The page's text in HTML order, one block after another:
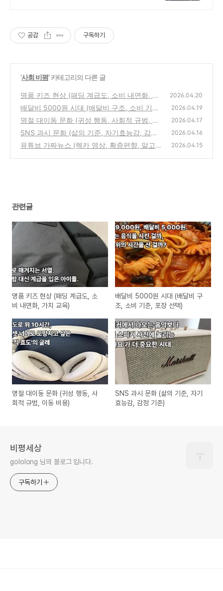
공감 구독하기
'사회 비평' 카테고리의 다른 글
명품 키즈 현상 (패딩 계급도, 소비 내면화, 가
치 교육)
(0)
2026.04.20
배달비 5000원 시대 (배달비 구조, 소비 기준,
포장 선택)
(0)
2026.04.19
명절 대이동 문화 (귀성 행동, 사회적 규범, 이
동 비용)
(0)
2026.04.17
SNS 과시 문화 (삶의 기준, 자기효능감, 감정
기준)
(0)
2026.04.16
유튜브 가짜뉴스 (렉카 영상, 확증편향, 알고리
2026.04.15
관련글
명품 키즈 현상 (패딩 계급도, 소
비 내면화, 가치 교육)
배달비 5000원 시대 (배달비 구
조, 소비 기준, 포장 선택)
명절 대이동 문화 (귀성 행동, 사
회적 규범, 이동 비용)
SNS 과시 문화 (삶의 기준, 자기
효능감, 감정 기준)
비평세상
gololong 님의 블로그 입니다.
구독하기